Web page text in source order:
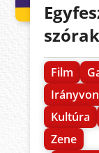
Film
Kultúra
Zene